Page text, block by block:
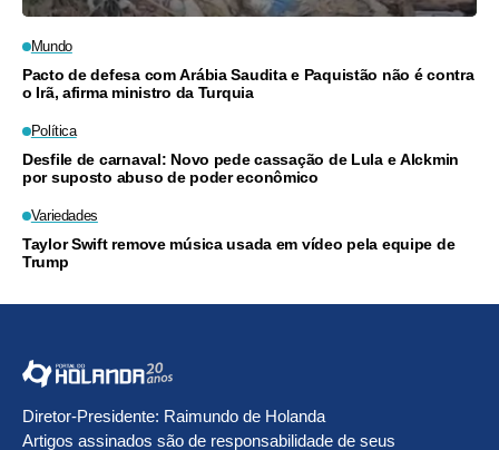
Mundo
Pacto de defesa com Arábia Saudita e Paquistão não é contra
o Irã, afirma ministro da Turquia
Política
Desfile de carnaval: Novo pede cassação de Lula e Alckmin
por suposto abuso de poder econômico
Variedades
Taylor Swift remove música usada em vídeo pela equipe de
Trump
Diretor-Presidente: Raimundo de Holanda
Artigos assinados são de responsabilidade de seus